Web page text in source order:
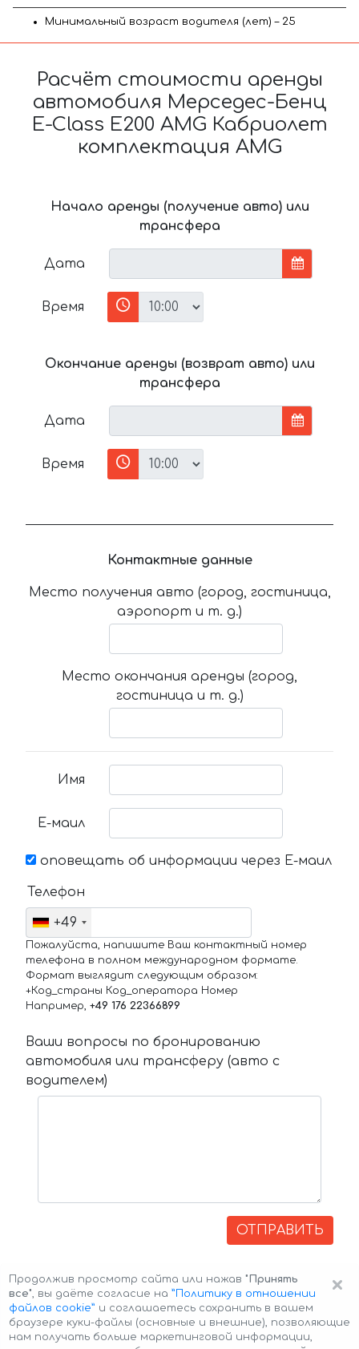
Минимальный возраст водителя (лет) – 25
Расчёт стоимости аренды
автомобиля Мерседес-Бенц
E-Class E200 AMG Кабриолет
комплектация AMG
Начало аренды (получение авто) или
трансфера
Дата
Время
Окончание аренды (возврат авто) или
трансфера
Дата
Время
Контактные данные
Место получения авто (город, гостиница,
аэропорт и т. д.)
Место окончания аренды (город,
гостиница и т. д.)
Имя
Е-маил
оповещать об информации через Е-маил
Телефон
+49
Пожалуйста, напишите Ваш контактный номер
телефона в полном международном формате.
Формат выглядит следующим образом:
+Код_страны Код_оператора Номер
Например, +49 176 22366899
Ваши вопросы по бронированию
автомобиля или трансферу (авто с
водителем)
ОТПРАВИТЬ
×
Продолжив просмотр сайта или нажав "Принять
все", вы даёте согласие на ”Политику в отношении
файлов cookie” и соглашаетесь сохранить в вашем
браузере куки-файлы (основные и внешние), позволяющие
нам получать больше маркетинговой информации,